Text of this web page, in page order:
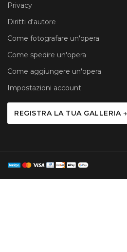
Privacy
Diritti d'autore
Come fotografare un'opera
Come spedire un'opera
Come aggiungere un'opera
Impostazioni account
REGISTRA LA TUA GALLERIA →